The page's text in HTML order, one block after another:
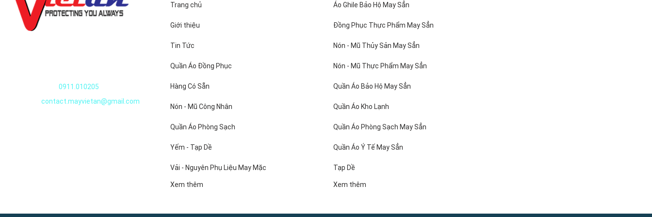
-Ngoài quần áo thủy sản, đồng phục thủy sản chúng tôi còn cung cấp ủng cao su, găng tay cao su, yếm-tạp dề chống thấm nước, nón trùm thủy
0911.010205
contact.mayvietan@gmail.com
Trang chủ
Giới thiệu
Tin Tức
Quần Áo Đồng Phục
Hàng Có Sẵn
Nón - Mũ Công Nhân
Quần Áo Phòng Sạch
Yếm - Tạp Dề
Vải - Nguyên Phụ Liệu May Mặc
Xem thêm
Áo Ghile Bảo Hộ May Sẳn
Đồng Phục Thực Phẩm May Sẳn
Nón - Mũ Thủy Sản May Sẳn
Nón - Mũ Thực Phẩm May Sẳn
Quần Áo Bảo Hộ May Sẳn
Quần Áo Kho Lạnh
Quần Áo Phòng Sạch May Sẳn
Quần Áo Ý Tế May Sẳn
Tạp Dề
Xem thêm